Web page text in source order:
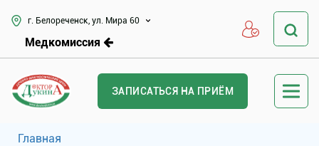
г. Белореченск, ул. Мира 60
Медкомиссия
ЗАПИСАТЬСЯ НА ПРИЁМ
Главная